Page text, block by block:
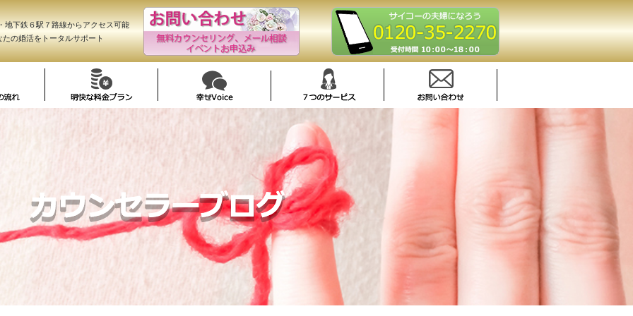
地下鉄６駅７路線からアクセス可能
たの婚活をトータルサポート